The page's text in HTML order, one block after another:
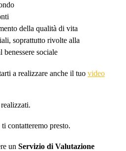
della qualità di vita
soprattutto rivolte alla
benessere sociale
a realizzare anche il tuo video
ti contatteremo presto.
un Servizio di Valutazione